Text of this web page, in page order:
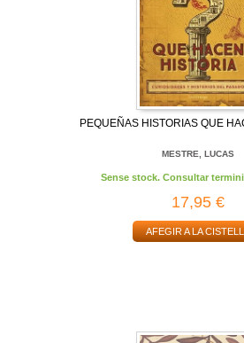
PEQUEÑAS HISTORIAS QUE
MESTRE, LUCAS
Sense stock. Consultar
17,95 €
AFEGIR A LA